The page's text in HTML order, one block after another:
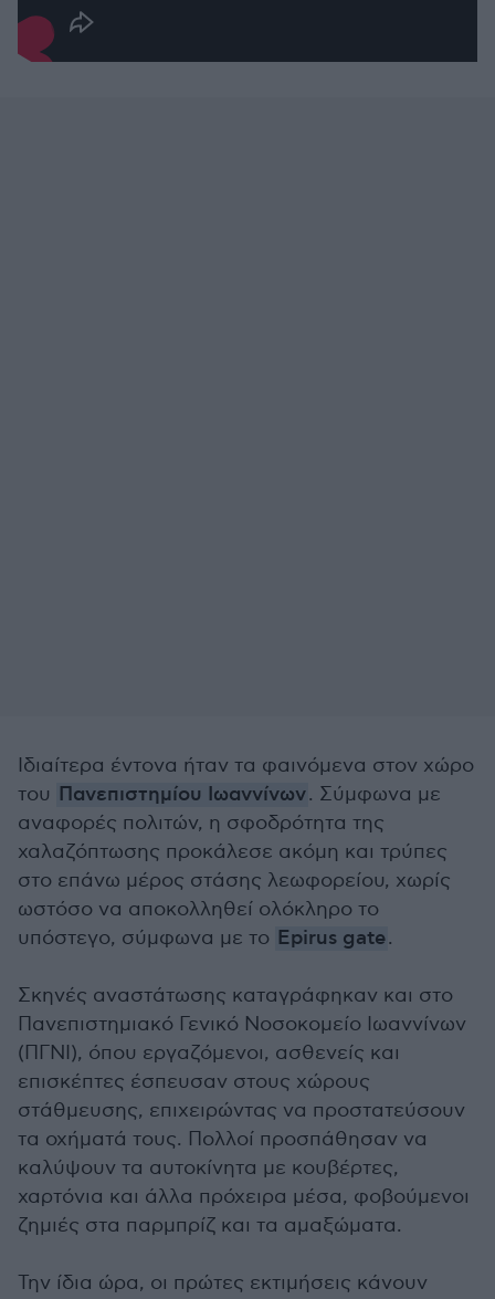
Ιδιαίτερα έντονα ήταν τα φαινόμενα στον χώρο
του Πανεπιστημίου Ιωαννίνων. Σύμφωνα με
αναφορές πολιτών, η σφοδρότητα της
χαλαζόπτωσης προκάλεσε ακόμη και τρύπες
στο επάνω μέρος στάσης λεωφορείου, χωρίς
ωστόσο να αποκολληθεί ολόκληρο το
υπόστεγο, σύμφωνα με το Epirus gate.
Σκηνές αναστάτωσης καταγράφηκαν και στο
Πανεπιστημιακό Γενικό Νοσοκομείο Ιωαννίνων
(ΠΓΝΙ), όπου εργαζόμενοι, ασθενείς και
επισκέπτες έσπευσαν στους χώρους
στάθμευσης, επιχειρώντας να προστατεύσουν
τα οχήματά τους. Πολλοί προσπάθησαν να
καλύψουν τα αυτοκίνητα με κουβέρτες,
χαρτόνια και άλλα πρόχειρα μέσα, φοβούμενοι
ζημιές στα παρμπρίζ και τα αμαξώματα.
Την ίδια ώρα, οι πρώτες εκτιμήσεις κάνουν